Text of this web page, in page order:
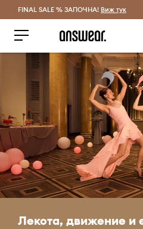
Спестявай с
FINAL SALE % ЗАПОЧНА! Виж тук
Лекота, движение и